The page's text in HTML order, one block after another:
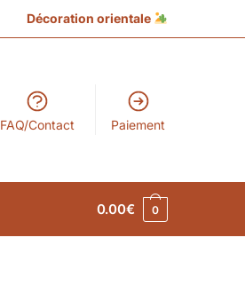
Décoration orientale
FAQ/Contact Paiement
0.00€ 0